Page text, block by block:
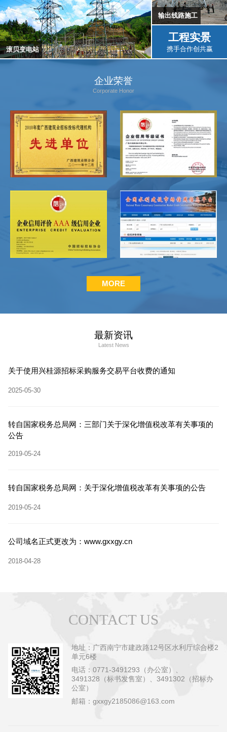
滚贝变电站
输出线路施工
工程实景
携手合作创共赢
企业荣誉
Corporate Honor
MORE
最新资讯
Latest News
关于使用兴桂源招标采购服务交易平台收费的通知
2025-05-30
转自国家税务总局网：三部门关于深化增值税改革有关事项的
公告
2019-05-24
转自国家税务总局网：关于深化增值税改革有关事项的公告
2019-05-24
公司域名正式更改为：www.gxxgy.cn
2018-04-28
CONTACT US
地址：广西南宁市建政路12号区水利厅综合楼2
单元6楼
电话：0771-3491293（办公室）、
3491328（标书发售室）、3491302（招标办
公室）
邮箱：gxxgy2185086@163.com